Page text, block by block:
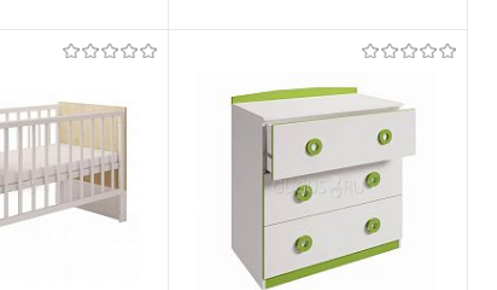
К сравнению
По запросу
Купить в 1 клик
К сравнению
В избранное
По запросу